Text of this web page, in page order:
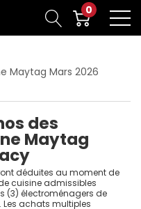
0
Maytag Mars 2026
des
Maytag
déduites au moment de
cuisine admissibles
(3) électroménagers de
achats multiples